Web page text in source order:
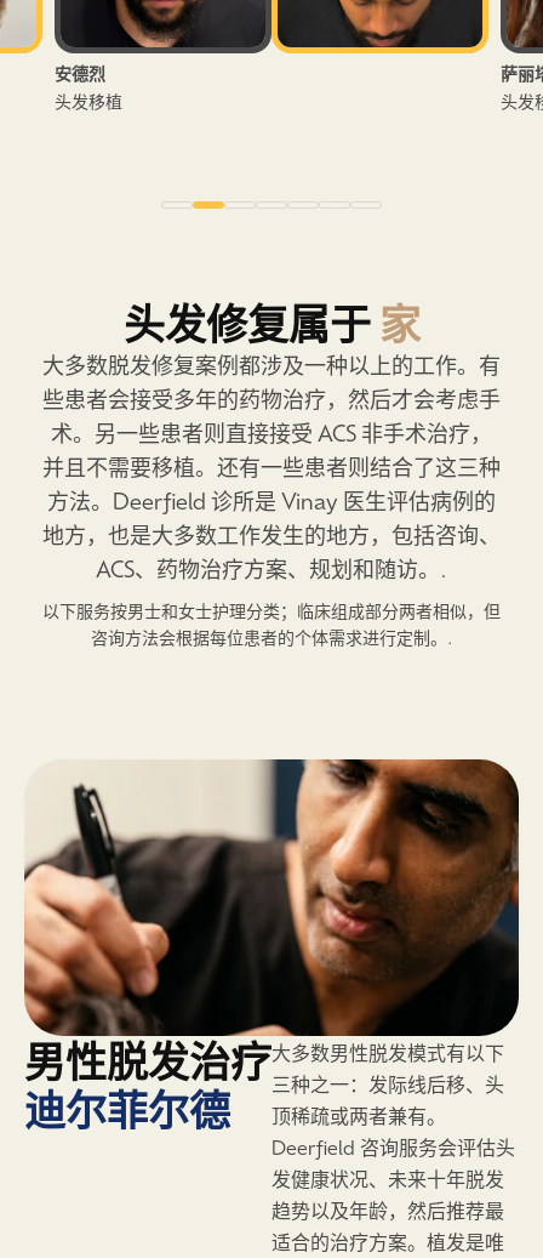
安德烈
头发移植
萨丽
头发
头发修复属于家
大多数脱发修复案例都涉及一种以上的工作。有
些患者会接受多年的药物治疗，然后才会考虑手
术。另一些患者则直接接受 ACS 非手术治疗，
并且不需要移植。还有一些患者则结合了这三种
方法。Deerfield 诊所是 Vinay 医生评估病例的
地方，也是大多数工作发生的地方，包括咨询、
ACS、药物治疗方案、规划和随访。.
以下服务按男士和女士护理分类；临床组成部分两者相似，但
咨询方法会根据每位患者的个体需求进行定制。.
男性脱发治疗
迪尔菲尔德
大多数男性脱发模式有以下
三种之一：发际线后移、头
顶稀疏或两者兼有。
Deerfield 咨询服务会评估头
发健康状况、未来十年脱发
趋势以及年龄，然后推荐最
适合的治疗方案。植发是唯